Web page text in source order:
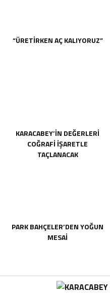
“ÜRETİRKEN AÇ KALIYORUZ”
KARACABEY’İN DEĞERLERİ
COĞRAFİ İŞARETLE
TAÇLANACAK
PARK BAHÇELER’DEN YOĞUN
MESAİ